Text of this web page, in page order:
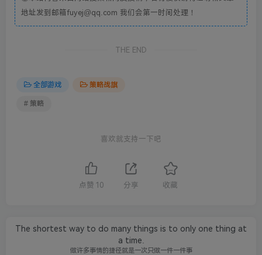
地址发到邮箱fuyej@qq.com 我们会第一时间处理！
THE END
全部游戏 策略战旗
# 策略
喜欢就支持一下吧
点赞 10 分享 收藏
The shortest way to do many things is to only one thing at
a time.
做许多事情的捷径就是一次只做一件一件事